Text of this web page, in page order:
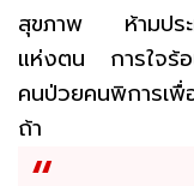
สุขภาพ ห้ามประม
แห่งตน การใจร้
คนป่วยคนพิการเพื่
ถ้า